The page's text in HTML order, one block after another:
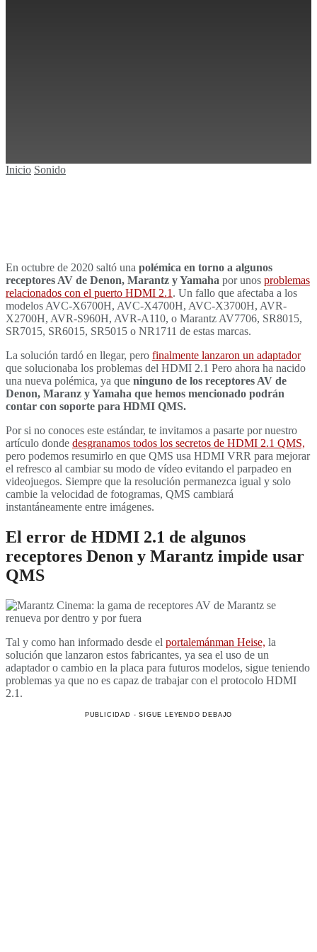
Inicio Sonido
En octubre de 2020 saltó una polémica en torno a algunos
receptores AV de Denon, Marantz y Yamaha por unos problemas
relacionados con el puerto HDMI 2.1 . Un fallo que afectaba a los
modelos AVC-X6700H, AVC-X4700H, AVC-X3700H, AVR-
X2700H, AVR-S960H, AVR-A110, o Marantz AV7706, SR8015,
SR7015, SR6015, SR5015 o NR1711 de estas marcas.
La solución tardó en llegar, pero finalmente lanzaron un adaptador
que solucionaba los problemas del HDMI 2.1 Pero ahora ha nacido
una nueva polémica, ya que ninguno de los receptores AV de
Denon, Maranz y Yamaha que hemos mencionado podrán
contar con soporte para HDMI QMS.
Por si no conoces este estándar, te invitamos a pasarte por nuestro
artículo donde desgranamos todos los secretos de HDMI 2.1 QMS,
pero podemos resumirlo en que QMS usa HDMI VRR para mejorar
el refresco al cambiar su modo de vídeo evitando el parpadeo en
videojuegos. Siempre que la resolución permanezca igual y solo
cambie la velocidad de fotogramas, QMS cambiará
instantáneamente entre imágenes.
El error de HDMI 2.1 de algunos
receptores Denon y Marantz impide usar
QMS
Tal y como han informado desde el portalemánman Heise, la
solución que lanzaron estos fabricantes, ya sea el uso de un
adaptador o cambio en la placa para futuros modelos, sigue teniendo
problemas ya que no es capaz de trabajar con el protocolo HDMI
2.1.